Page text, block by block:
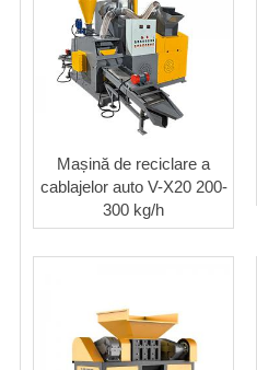
Mașină de reciclare a
cablajelor auto V-X20 200-
300 kg/h